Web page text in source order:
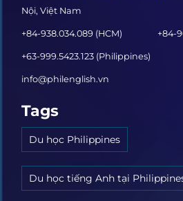
Nội, Việt Nam
+84-938.034.089 (HCM) +84-
+63-999.5423.123 (Philippines)
info@philenglish.vn
Tags
Du học Philippines
Du học tiếng Anh tại